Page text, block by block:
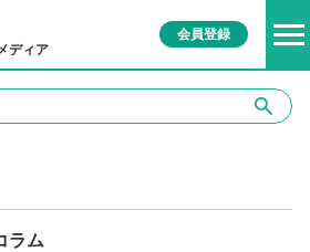
ディア
会員登録
ラム